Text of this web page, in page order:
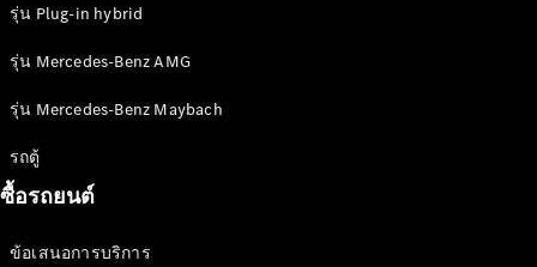
ข้อเสนอ
Defining
Electric
2026
รุ่น Plug-in hybrid
รุ่น Mercedes-Benz AMG
รุ่น Mercedes-Benz Maybach
รถตู้
ซื้อรถยนต์
ข้อเสนอการบริการ